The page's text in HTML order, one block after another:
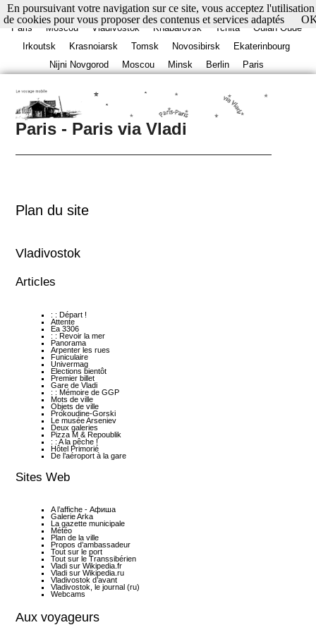
Paris Moscou Vladivostok Khabarovsk Tchita
Oulan Oudé
Irkoutsk
Krasnoiarsk Tomsk Novosibirsk
Ekaterinbourg
Nijni Novgorod
Moscou Minsk Berlin Paris
Paris - Paris via Vladi
Plan du site
Vladivostok
Articles
: : Départ !
Attente
Ea 3306
: : Revoir la mer
Panorama
Arpenter les rues
Funiculaire
Univermag
Elections bientôt
Premier billet
Gare de Vladi
: : Mémoire de GGP
Mots de ville
Objets de ville
Prokoudine-Gorski
Le musée Arseniev
Deux galeries
Pizza M & Repoublik
: : A la pêche !
Hôtel Primorié
De l’aéroport à la gare
Sites Web
A l’affiche - Афиша
Galerie Arka
La gazette municipale
Météo
Plan de la ville
Propos d’ambassadeur
Tout sur le port
Tout sur le Transsibérien
Vladi sur Wikipedia.fr
Vladi sur Wikipedia.ru
Vladivostok d’avant
Vladivostok, le journal (ru)
Webcams
Aux voyageurs
En poursuivant votre navigation sur ce site, vous acceptez l'utilisation
de cookies pour vous proposer des contenus et services adaptés